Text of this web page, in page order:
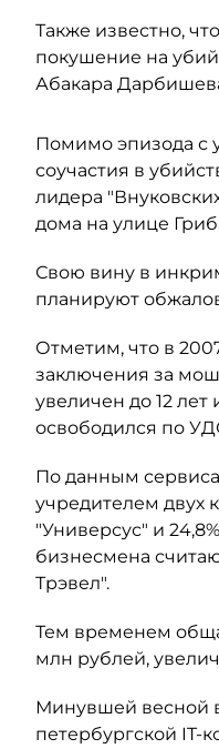
Также известно,
покушение на
Абакара
Помимо эпизода с
соучастия в
лидера
дома на улице
Свою вину в
планируют
Отметим, что в
заключения за
увеличен до 12
освободился по
По данным
учредителем двух
"Универсус" и
бизнесмена
Трэвел".
Тем временем
млн рублей,
Минувшей весной
петербургской IT-